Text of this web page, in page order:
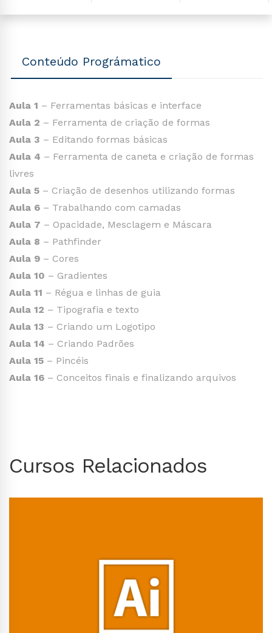
Conteúdo Prográmatico
Aula 1 – Ferramentas básicas e interface
Aula 2 – Ferramenta de criação de formas
Aula 3 – Editando formas básicas
Aula 4 – Ferramenta de caneta e criação de formas
livres
Aula 5 – Criação de desenhos utilizando formas
Aula 6 – Trabalhando com camadas
Aula 7 – Opacidade, Mesclagem e Máscara
Aula 8 – Pathfinder
Aula 9 – Cores
Aula 10 – Gradientes
Aula 11 – Régua e linhas de guia
Aula 12 – Tipografia e texto
Aula 13 – Criando um Logotipo
Aula 14 – Criando Padrões
Aula 15 – Pincéis
Aula 16 – Conceitos finais e finalizando arquivos
Cursos Relacionados